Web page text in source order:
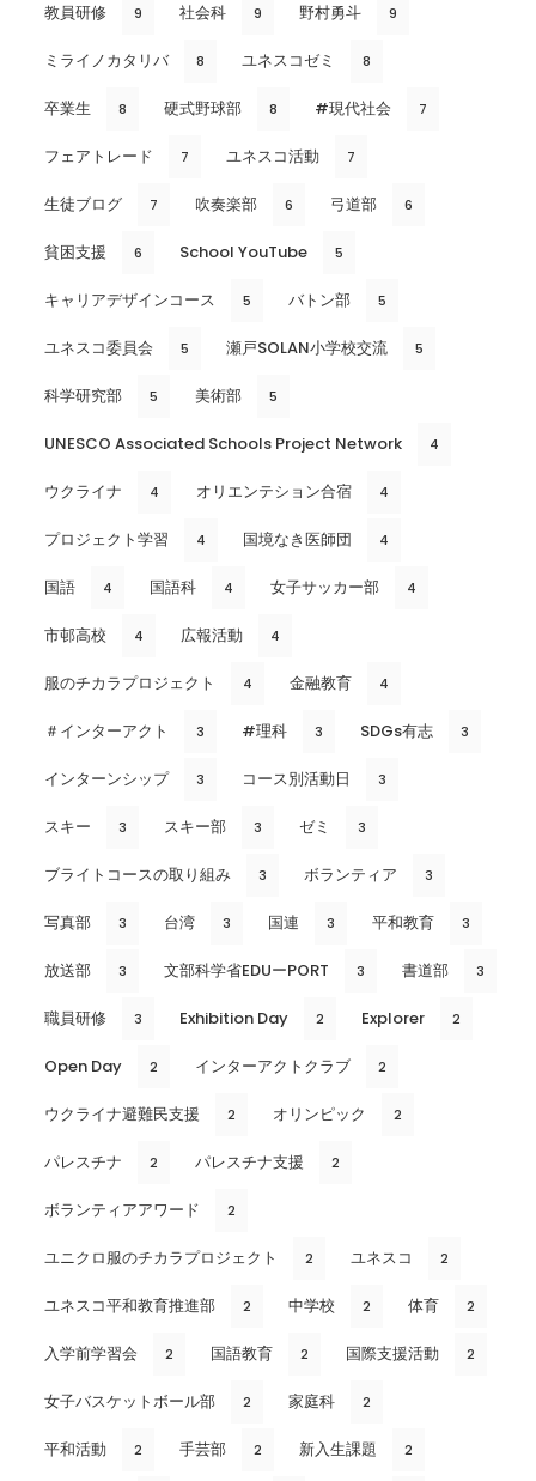
教員研修 9 社会科 9 野村勇斗 9
ミライノカタリバ 8 ユネスコゼミ 8
卒業生 8 硬式野球部 8 #現代社会 7
フェアトレード 7 ユネスコ活動 7
生徒ブログ 7 吹奏楽部 6 弓道部 6
貧困支援 6 School YouTube 5
キャリアデザインコース 5 バトン部 5
ユネスコ委員会 5 瀬戸SOLAN小学校交流 5
科学研究部 5 美術部 5
UNESCO Associated Schools Project Network 4
ウクライナ 4 オリエンテション合宿 4
プロジェクト学習 4 国境なき医師団 4
国語 4 国語科 4 女子サッカー部 4
市邨高校 4 広報活動 4
服のチカラプロジェクト 4 金融教育 4
＃インターアクト 3 #理科 3 SDGs有志 3
インターンシップ 3 コース別活動日 3
スキー 3 スキー部 3 ゼミ 3
ブライトコースの取り組み 3 ボランティア 3
写真部 3 台湾 3 国連 3 平和教育 3
放送部 3 文部科学省EDUーPORT 3 書道部 3
職員研修 3 Exhibition Day 2 Explorer 2
Open Day 2 インターアクトクラブ 2
ウクライナ避難民支援 2 オリンピック 2
パレスチナ 2 パレスチナ支援 2
ボランティアアワード 2
ユニクロ服のチカラプロジェクト 2 ユネスコ 2
ユネスコ平和教育推進部 2 中学校 2 体育 2
入学前学習会 2 国語教育 2 国際支援活動 2
女子バスケットボール部 2 家庭科 2
平和活動 2 手芸部 2 新入生課題 2